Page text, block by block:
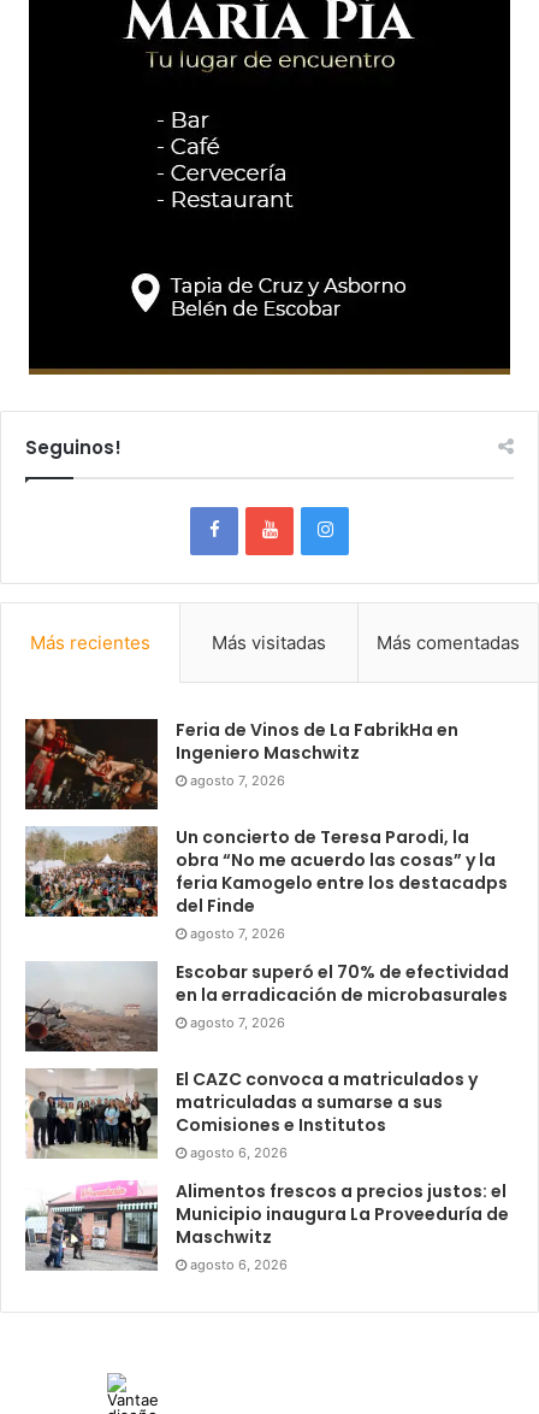
Seguinos!
Más recientes Más visitadas Más comentadas
Feria de Vinos de La FabrikHa en
Ingeniero Maschwitz
agosto 7, 2026
Un concierto de Teresa Parodi, la
obra “No me acuerdo las cosas” y la
feria Kamogelo entre los destacadps
del Finde
agosto 7, 2026
Escobar superó el 70% de efectividad
en la erradicación de microbasurales
agosto 7, 2026
El CAZC convoca a matriculados y
matriculadas a sumarse a sus
Comisiones e Institutos
agosto 6, 2026
Alimentos frescos a precios justos: el
Municipio inaugura La Proveeduría de
Maschwitz
agosto 6, 2026